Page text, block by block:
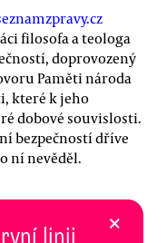
filosofa a teologa
doprovozený
Paměti národa
které k jeho
dobové souvislosti.
bezpečností dříve
ní nevěděl.
linii
×